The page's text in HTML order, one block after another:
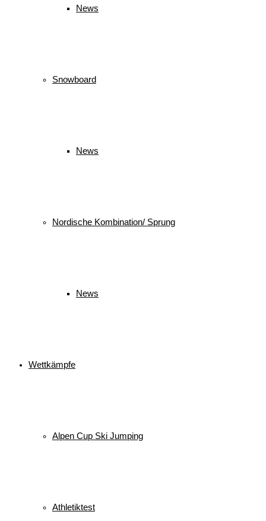
News
Snowboard
News
Nordische Kombination/ Sprung
News
Wettkämpfe
Alpen Cup Ski Jumping
Athletiktest